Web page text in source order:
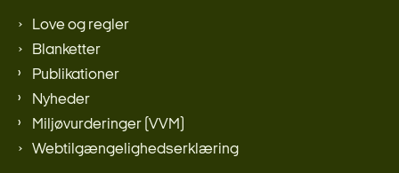
Love og regler
Blanketter
Publikationer
Nyheder
Miljøvurderinger (VVM)
Webtilgængelighedserklæring